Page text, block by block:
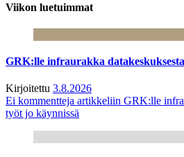
Viikon luetuimmat
GRK:lle infraurakka
Kirjoitettu 3.8.2026
Ei kommentteja artikkeliin GRK:lle
työt jo käynnissä